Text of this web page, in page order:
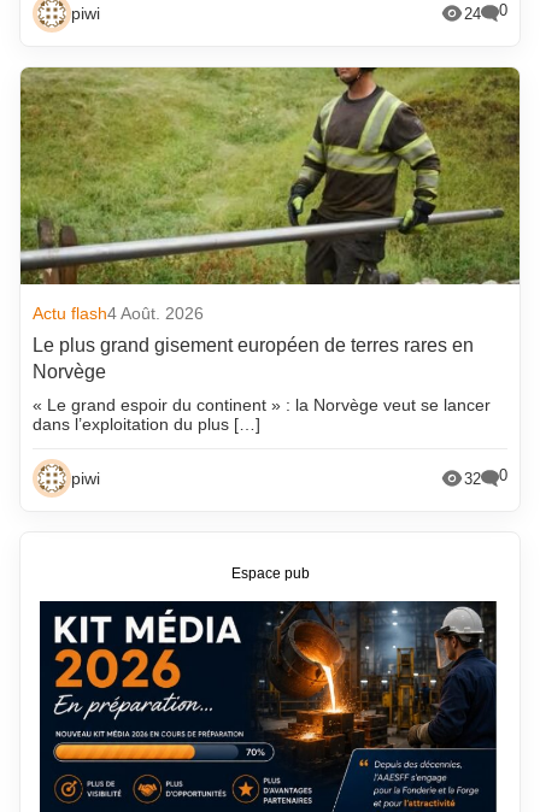
piwi 24 0
Actu flash4 Août. 2026
Le plus grand gisement européen de terres rares en
Norvège
« Le grand espoir du continent » : la Norvège veut se lancer
dans l’exploitation du plus […]
piwi 32 0
Espace pub